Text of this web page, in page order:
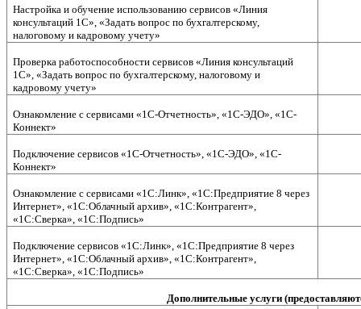
Настройка и обучение использованию сервисов «Линия
консультаций 1C», «Задать вопрос по бухгалтерскому,
налоговому и кадровому учету»
Проверка работоспособности сервисов «Линия консультаций
1C», «Задать вопрос по бухгалтерскому, налоговому и
кадровому учету»
Ознакомление с сервисами «1С-Отчетность», «1С-ЭДО», «1С-
Коннект»
Подключение сервисов «1С-Отчетность», «1С-ЭДО», «1С-
Коннект»
Ознакомление с сервисами «1С:Линк», «1С:Предприятие 8 через
Интернет», «1С:Облачный архив», «1С:Контрагент»,
«1С:Сверка», «1С:Подпись»
Подключение сервисов «1С:Линк», «1С:Предприятие 8 через
Интернет», «1С:Облачный архив», «1С:Контрагент»,
«1С:Сверка», «1С:Подпись»
Дополнительные услуги